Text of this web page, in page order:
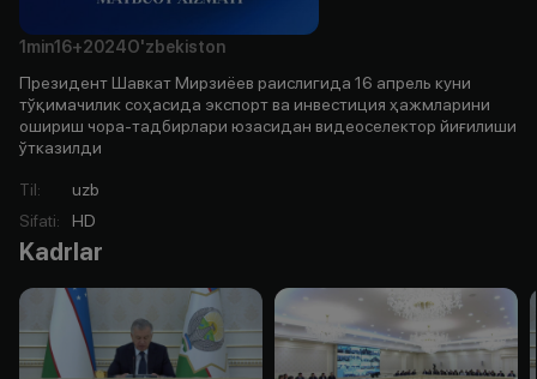
1min16+2024O'zbekiston
Президент Шавкат Мирзиёев раислигида 16 апрель куни
тўқимачилик соҳасида экспорт ва инвестиция ҳажмларини
ошириш чора-тадбирлари юзасидан видеоселектор йиғилиши
ўтказилди
Til:
uzb
Sifati: HD
Kadrlar